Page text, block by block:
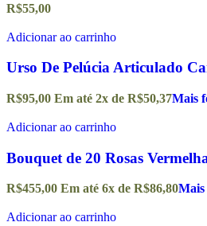
R$55,00
Adicionar ao carrinho
Urso De Pelúcia Articulado
R$95,00 Em até 2x de R$50,37Mais
Adicionar ao carrinho
Bouquet de 20 Rosas
R$455,00 Em até 6x de R$86,80Mais
Adicionar ao carrinho